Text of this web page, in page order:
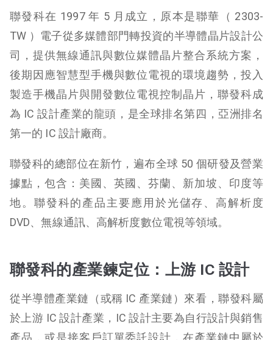
聯發科在 1997 年 5 月成立，原本是聯華（ 2303-
TW ）電子從多媒體部門轉投資的半導體晶片設計公
司，提供無線通訊與數位媒體晶片整合系統方案，
後期因應智慧型手機與數位電視的環境趨勢，投入
製造手機晶片與開發數位電視控制晶片，聯發科成
為 IC 設計產業的龍頭，是全球排名第四，亞洲排名
第一的 IC 設計廠商。
聯發科的總部位在新竹，遍布全球 50 個研發及營業
據點，包含：美國、英國、芬蘭、新加坡、印度等
地。聯發科的產品主要應用於光儲存、高解析度
DVD、無線通訊、高解析度數位電視等領域。
聯發科的產業鍊定位：上游 IC 設計
從半導體產業鏈（或稱 IC 產業鏈）來看，聯發科屬
於上游 IC 設計產業，IC 設計主要為自行設計與銷售
產品，或是接客戶訂單委託設計，在產業鏈中屬於